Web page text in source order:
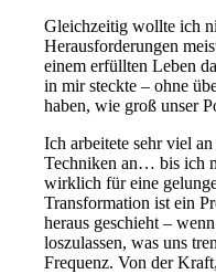
Gleichzeitig wollte ich
Herausforderungen
einem erfüllten Leben
in mir steckte – ohne
haben, wie groß unser
Ich arbeitete sehr viel
Techniken an… bis ich
wirklich für eine
Transformation ist ein
heraus geschieht –
loszulassen, was uns
Frequenz. Von der